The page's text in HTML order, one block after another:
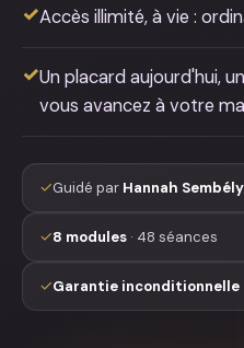
✓Accès illimité, à vie :
✓Un placard aujourd'hui,
vous avancez à votre
✓Guidé par Hannah Sembély
✓8 modules · 48 séances
✓Garantie inconditionnelle